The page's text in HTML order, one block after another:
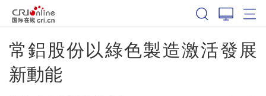
常鋁股份以綠色製造激活發展
新動能